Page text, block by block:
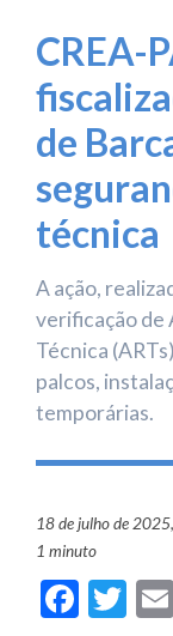
CREA-
de
técnica
A ação,
verificação de
Técnica
palcos,
temporárias.
18 de julho de
1 minuto